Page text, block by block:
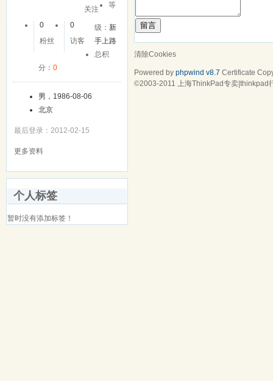
关注
0
粉丝
0
访客
等
级：新
手上路
总积
分： 0
男，1986-08-06
北京
最后登录：2012-02-15
更多资料
个人标签
暂时没有添加标签！
留言
清除Cookies
Powered by phpwind v8.7 Certificate
©2003-2011
上海ThinkPad专卖